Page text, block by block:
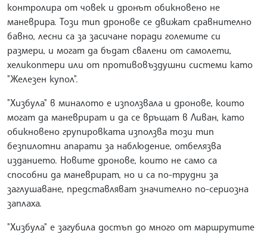
контролира от човек и дронът обикновено не
маневрира. Този тип дронове се движат сравнително
бавно, лесни са за засичане поради големите си
размери, и могат да бъдат свалени от самолети,
хеликоптери или от противовъздушни системи като
"Железен купол".
"Хизбула" в миналото е използвала и дронове, които
могат да маневрират и да се връщат в Ливан, като
обикновено групировката използва този тип
безпилотни апарати за наблюдение, отбелязва
изданието. Новите дронове, които не само са
способни да маневрират, но и са по-трудни за
заглушаване, представляват значително по-сериозна
заплаха.
"Хизбула" е загубила достъп до много от маршрутите